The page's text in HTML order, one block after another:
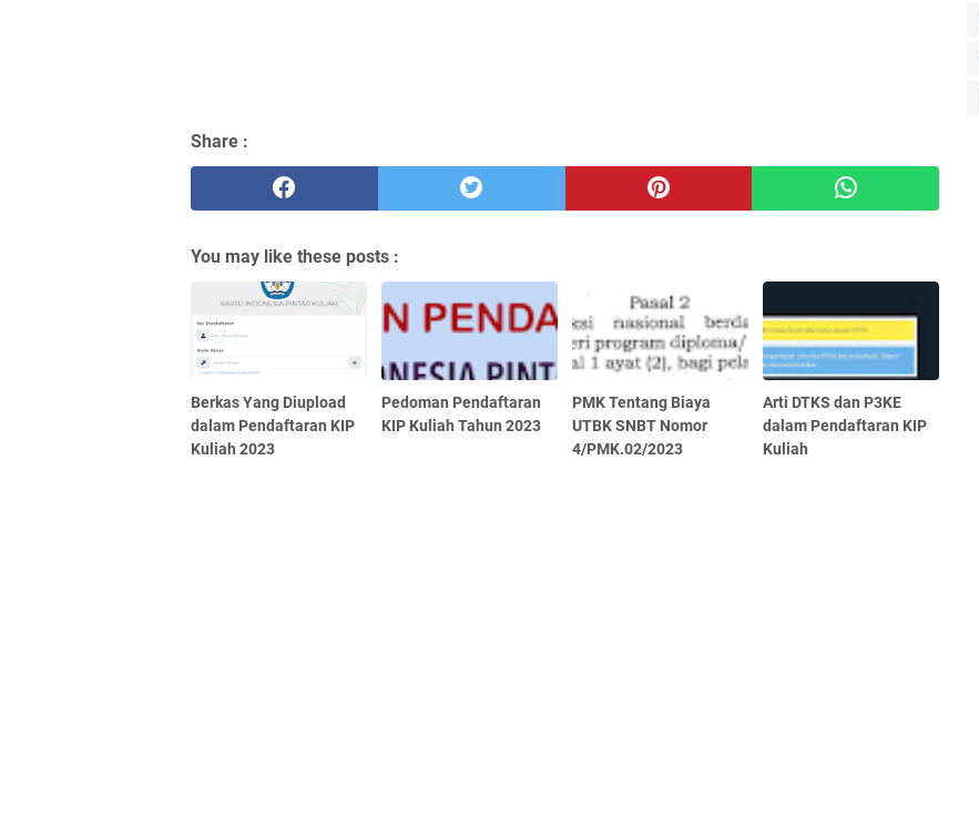
Share :
You may like these posts :
Berkas Yang Diupload
dalam Pendaftaran KIP
Kuliah 2023
Pedoman Pendaftaran
KIP Kuliah Tahun 2023
PMK Tentang Biaya
UTBK SNBT Nomor
4/PMK.02/2023
Arti DTKS dan P3KE
dalam Pendaftaran KIP
Kuliah